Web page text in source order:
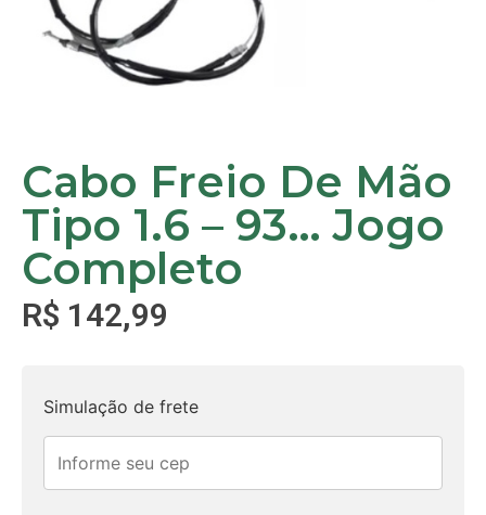
Cabo Freio De Mão
Tipo 1.6 – 93… Jogo
Completo
R$ 142,99
Simulação de frete